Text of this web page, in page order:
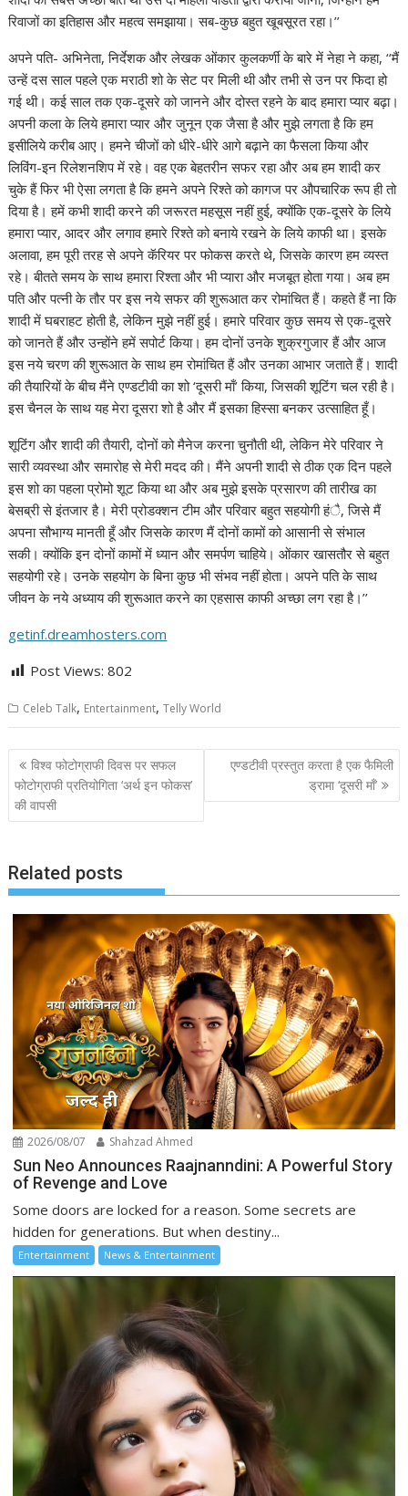
रिवाजों का इतिहास और महत्व समझाया। सब-कुछ बहुत खूबसूरत रहा।’’
अपने पति- अभिनेता, निर्देशक और लेखक ओंकार कुलकर्णी के बारे में नेहा ने कहा, ‘‘मैं
उन्हें दस साल पहले एक मराठी शो के सेट पर मिली थी और तभी से उन पर फिदा हो
गई थी। कई साल तक एक-दूसरे को जानने और दोस्त रहने के बाद हमारा प्यार बढ़ा।
अपनी कला के लिये हमारा प्यार और जुनून एक जैसा है और मुझे लगता है कि हम
इसीलिये करीब आए। हमने चीजों को धीरे-धीरे आगे बढ़ाने का फैसला किया और
लिविंग-इन रिलेशनशिप में रहे। वह एक बेहतरीन सफर रहा और अब हम शादी कर
चुके हैं फिर भी ऐसा लगता है कि हमने अपने रिश्ते को कागज पर औपचारिक रूप ही तो
दिया है। हमें कभी शादी करने की जरूरत महसूस नहीं हुई, क्योंकि एक-दूसरे के लिये
हमारा प्यार, आदर और लगाव हमारे रिश्ते को बनाये रखने के लिये काफी था। इसके
अलावा, हम पूरी तरह से अपने कॅरियर पर फोकस करते थे, जिसके कारण हम व्यस्त
रहे। बीतते समय के साथ हमारा रिश्ता और भी प्यारा और मजबूत होता गया। अब हम
पति और पत्नी के तौर पर इस नये सफर की शुरूआत कर रोमांचित हैं। कहते हैं ना कि
शादी में घबराहट होती है, लेकिन मुझे नहीं हुई। हमारे परिवार कुछ समय से एक-दूसरे
को जानते हैं और उन्होंने हमें सपोर्ट किया। हम दोनों उनके शुक्रगुजार हैं और आज
इस नये चरण की शुरूआत के साथ हम रोमांचित हैं और उनका आभार जताते हैं। शादी
की तैयारियों के बीच मैंने एण्डटीवी का शो ‘दूसरी माँ’ किया, जिसकी शूटिंग चल रही है।
इस चैनल के साथ यह मेरा दूसरा शो है और मैं इसका हिस्सा बनकर उत्साहित हूँ।
शूटिंग और शादी की तैयारी, दोनों को मैनेज करना चुनौती थी, लेकिन मेरे परिवार ने
सारी व्यवस्था और समारोह से मेरी मदद की। मैंने अपनी शादी से ठीक एक दिन पहले
इस शो का पहला प्रोमो शूट किया था और अब मुझे इसके प्रसारण की तारीख का
बेसब्री से इंतजार है। मेरी प्रोडक्शन टीम और परिवार बहुत सहयोगी हंै, जिसे मैं
अपना सौभाग्य मानती हूँ और जिसके कारण मैं दोनों कामों को आसानी से संभाल
सकी। क्योंकि इन दोनों कामों में ध्यान और समर्पण चाहिये। ओंकार खासतौर से बहुत
सहयोगी रहे। उनके सहयोग के बिना कुछ भी संभव नहीं होता। अपने पति के साथ
जीवन के नये अध्याय की शुरूआत करने का एहसास काफी अच्छा लग रहा है।’’
getinf.dreamhosters.com
Post Views: 802
Celeb Talk, Entertainment,Telly World
Post
navigation
विश्व फोटोग्राफी दिवस पर सफल
फोटोग्राफी प्रतियोगिता ‘अर्थ इन फोकस’
की वापसी
एण्डटीवी प्रस्तुत करता है एक फैमिली
ड्रामा ‘दूसरी माँ’
Related posts
2026/08/07 Shahzad Ahmed
Sun Neo Announces Raajnanndini: A Powerful Story
of Revenge and Love
Some doors are locked for a reason. Some secrets are
hidden for generations. But when destiny...
Entertainment News & Entertainment